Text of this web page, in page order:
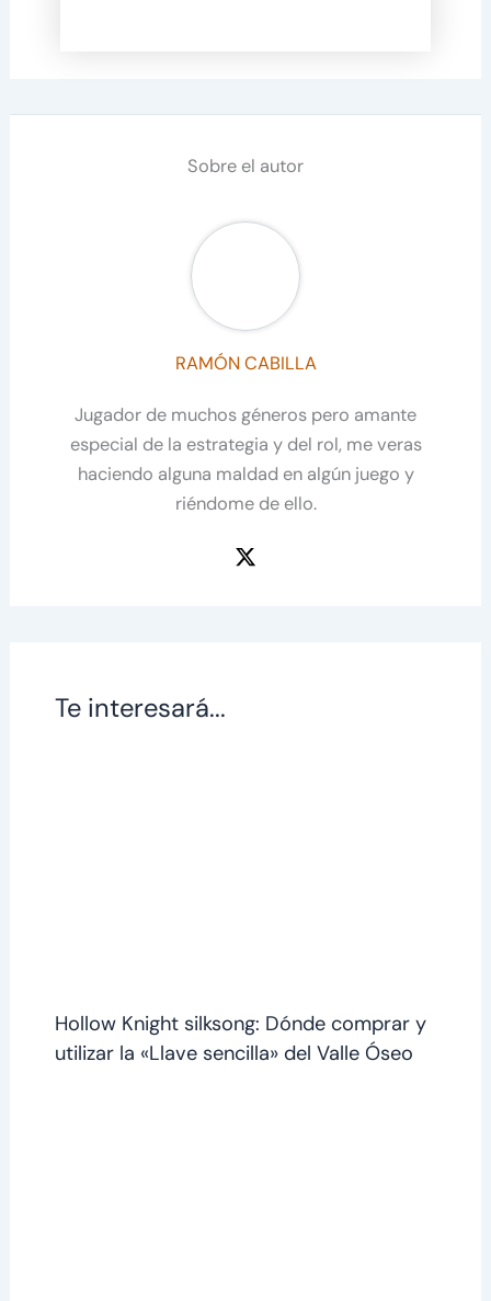
Sobre el autor
RAMÓN CABILLA
Jugador de muchos géneros pero amante
especial de la estrategia y del rol, me veras
haciendo alguna maldad en algún juego y
riéndome de ello.
Te interesará...
Hollow Knight silksong: Dónde comprar y
utilizar la «Llave sencilla» del Valle Óseo